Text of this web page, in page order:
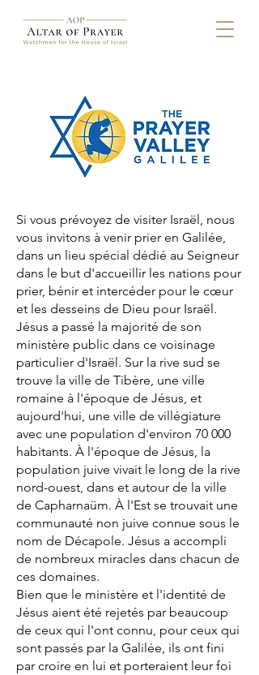
Si vous prévoyez de visiter Israël, nous
vous invitons à venir prier en Galilée,
dans un lieu spécial dédié au Seigneur
dans le but d'accueillir les nations pour
prier, bénir et intercéder pour le cœur
et les desseins de Dieu pour Israël.
Jésus a passé la majorité de son
ministère public dans ce voisinage
particulier d'Israël. Sur la rive sud se
trouve la ville de Tibère, une ville
romaine à l'époque de Jésus, et
aujourd'hui, une ville de villégiature
avec une population d'environ 70 000
habitants. À l'époque de Jésus, la
population juive vivait le long de la rive
nord-ouest, dans et autour de la ville
de Capharnaüm. À l'Est se trouvait une
communauté non juive connue sous le
nom de Décapole. Jésus a accompli
de nombreux miracles dans chacun de
ces domaines.
Bien que le ministère et l'identité de
Jésus aient été rejetés par beaucoup
de ceux qui l'ont connu, pour ceux qui
sont passés par la Galilée, ils ont fini
par croire en lui et porteraient leur foi